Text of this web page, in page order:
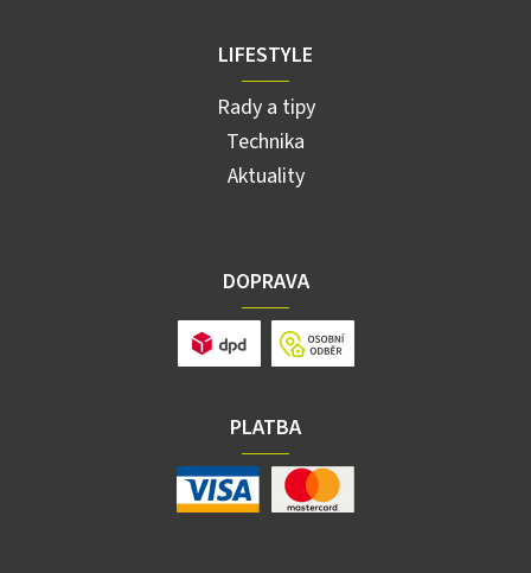
LIFESTYLE
Rady a tipy
Technika
Aktuality
DOPRAVA
PLATBA